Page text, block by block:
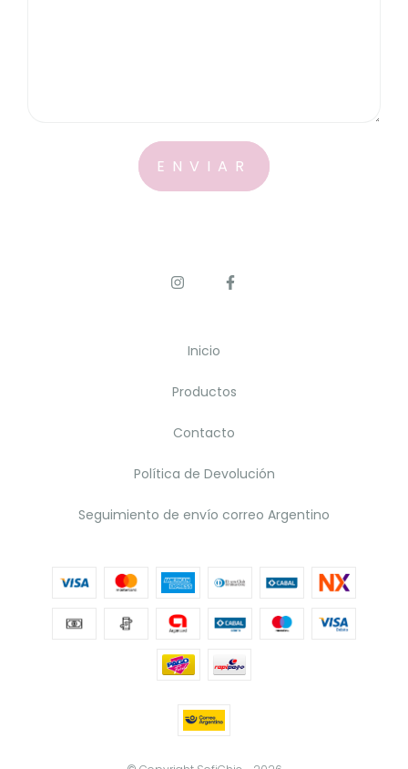
Inicio
Productos
Contacto
Política de Devolución
Seguimiento de envío correo Argentino